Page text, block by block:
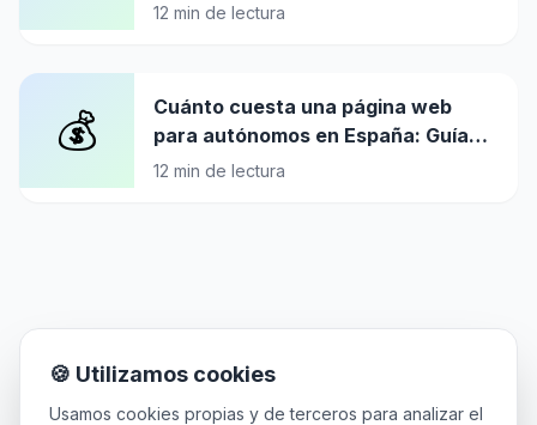
12 min de lectura
💰
Cuánto cuesta una página web
para autónomos en España: Guía
completa de precios 2026
12 min de lectura
🍪 Utilizamos cookies
Usamos cookies propias y de terceros para analizar el